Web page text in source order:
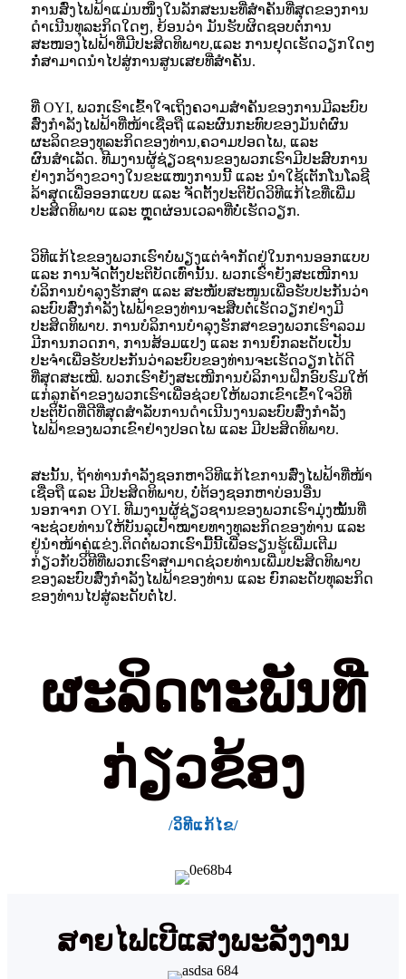
ການສົ່ງໄຟຟ້າແມ່ນໜຶ່ງໃນລັກສະນະທີ່ສຳຄັນທີ່ສຸດຂອງການ
ດຳເນີນທຸລະກິດໃດໆ, ຍ້ອນວ່າ ມັນຮັບຜິດຊອບຕໍ່ການ
ສະໜອງໄຟຟ້າທີ່ມີປະສິດທິພາບ,ແລະ ການຢຸດເຮັດວຽກໃດໆ
ກໍ່ສາມາດນໍາໄປສູ່ການສູນເສຍທີ່ສໍາຄັນ.
ທີ່ OYI, ພວກເຮົາເຂົ້າໃຈເຖິງຄວາມສຳຄັນຂອງການມີລະບົບ
ສົ່ງກຳລັງໄຟຟ້າທີ່ໜ້າເຊື່ອຖື ແລະຜົນກະທົບຂອງມັນຕໍ່ຜົນ
ຜະລິດຂອງທຸລະກິດຂອງທ່ານ,ຄວາມປອດໄພ, ແລະ
ຜົນສຳເລັດ. ທີມງານຜູ້ຊ່ຽວຊານຂອງພວກເຮົາມີປະສົບການ
ຢ່າງກວ້າງຂວາງໃນຂະແໜງການນີ້ ແລະ ນຳໃຊ້ເຕັກໂນໂລຊີ
ລ້າສຸດເພື່ອອອກແບບ ແລະ ຈັດຕັ້ງປະຕິບັດວິທີແກ້ໄຂທີ່ເພີ່ມ
ປະສິດທິພາບ ແລະ ຫຼຸດຜ່ອນເວລາທີ່ບໍ່ເຮັດວຽກ.
ວິທີແກ້ໄຂຂອງພວກເຮົາບໍ່ພຽງແຕ່ຈຳກັດຢູ່ໃນການອອກແບບ
ແລະ ການຈັດຕັ້ງປະຕິບັດເທົ່ານັ້ນ. ພວກເຮົາຍັງສະເໜີການ
ບໍລິການບຳລຸງຮັກສາ ແລະ ສະໜັບສະໜູນເພື່ອຮັບປະກັນວ່າ
ລະບົບສົ່ງກຳລັງໄຟຟ້າຂອງທ່ານຈະສືບຕໍ່ເຮັດວຽກຢ່າງມີ
ປະສິດທິພາບ. ການບໍລິການບຳລຸງຮັກສາຂອງພວກເຮົາລວມ
ມີການກວດກາ, ການສ້ອມແປງ ແລະ ການຍົກລະດັບເປັນ
ປະຈຳເພື່ອຮັບປະກັນວ່າລະບົບຂອງທ່ານຈະເຮັດວຽກໄດ້ດີ
ທີ່ສຸດສະເໝີ. ພວກເຮົາຍັງສະເໜີການບໍລິການຝຶກອົບຮົມໃຫ້
ແກ່ລູກຄ້າຂອງພວກເຮົາເພື່ອຊ່ວຍໃຫ້ພວກເຂົາເຂົ້າໃຈວິທີ
ປະຕິບັດທີ່ດີທີ່ສຸດສຳລັບການດຳເນີນງານລະບົບສົ່ງກຳລັງ
ໄຟຟ້າຂອງພວກເຂົາຢ່າງປອດໄພ ແລະ ມີປະສິດທິພາບ.
ສະນັ້ນ, ຖ້າທ່ານກຳລັງຊອກຫາວິທີແກ້ໄຂການສົ່ງໄຟຟ້າທີ່ໜ້າ
ເຊື່ອຖື ແລະ ມີປະສິດທິພາບ, ບໍ່ຕ້ອງຊອກຫາບ່ອນອື່ນ
ນອກຈາກ OYI. ທີມງານຜູ້ຊ່ຽວຊານຂອງພວກເຮົາມຸ່ງໝັ້ນທີ່
ຈະຊ່ວຍທ່ານໃຫ້ບັນລຸເປົ້າໝາຍທາງທຸລະກິດຂອງທ່ານ ແລະ
ຢູ່ນຳໜ້າຄູ່ແຂ່ງ.ຕິດຕໍ່ພວກເຮົາມື້ນີ້ເພື່ອຮຽນຮູ້ເພີ່ມເຕີມ
ກ່ຽວກັບວິທີທີ່ພວກເຮົາສາມາດຊ່ວຍທ່ານເພີ່ມປະສິດທິພາບ
ຂອງລະບົບສົ່ງກຳລັງໄຟຟ້າຂອງທ່ານ ແລະ ຍົກລະດັບທຸລະກິດ
ຂອງທ່ານໄປສູ່ລະດັບຕໍ່ໄປ.
ຜະລິດຕະພັນທີ່
ກ່ຽວຂ້ອງ
/ວິທີແກ້ໄຂ/
ສາຍໄຟເບີແສງພະລັງງານ